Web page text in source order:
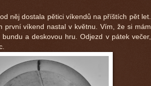
něj dostala pětici víkendů na příštích pět let.
první víkend nastal v květnu. Vím, že si mám
a deskovou hru. Odjezd v pátek večer,